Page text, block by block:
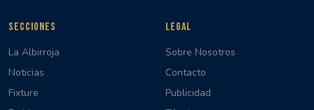
SECCIONES
La Albirroja
Noticias
Fixture
LEGAL
Sobre Nosotros
Contacto
Publicidad